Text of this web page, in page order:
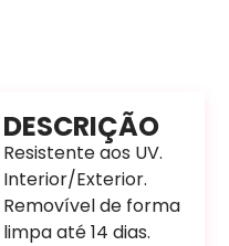
DESCRIÇÃO
Resistente aos UV.
Interior/Exterior.
Removível de forma
limpa até 14 dias.